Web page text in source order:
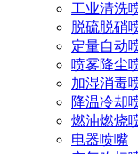
工业清洗
脱硫脱硝
定量自动
喷雾降尘
加湿消毒
降温冷却
燃油燃烧
电器喷嘴